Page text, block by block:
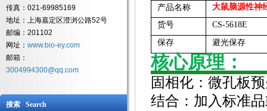
传真：021-69985169
地址：上海嘉定区澄浏公路52号
邮编：201102
网址： www.bio-ey.com
邮箱：
3004994300@qq.com
搜索 Search
产品名称
大鼠脑源性神
货号
CS-5618E
保存
避光保存
核心原理：
固相化：微孔板
结合：加入标准